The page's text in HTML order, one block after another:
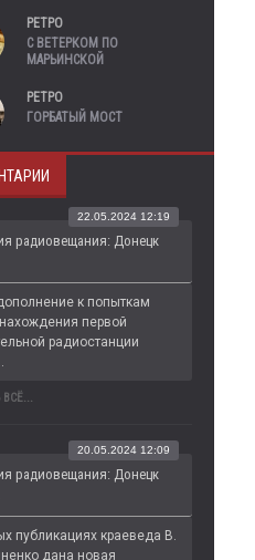
РЕТРО
С ВЕТЕРКОМ ПО
МАРЬИНСКОЙ
РЕТРО
ГОРБАТЫЙ МОСТ
радиовещания: Донецк
22.05.2024 12:19
к попыткам
первой
радиостанции
ВСЁ...
радиовещания: Донецк
20.05.2024 12:09
публикациях краеведа В.
дана новая